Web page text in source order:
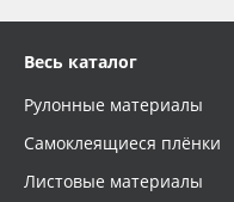
Весь каталог
Рулонные материалы
Самоклеящиеся плёнки
Листовые материалы